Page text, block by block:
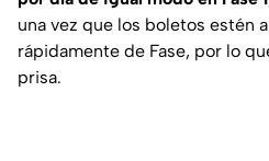
una vez que los boletos estén
rápidamente de Fase, por lo
prisa.